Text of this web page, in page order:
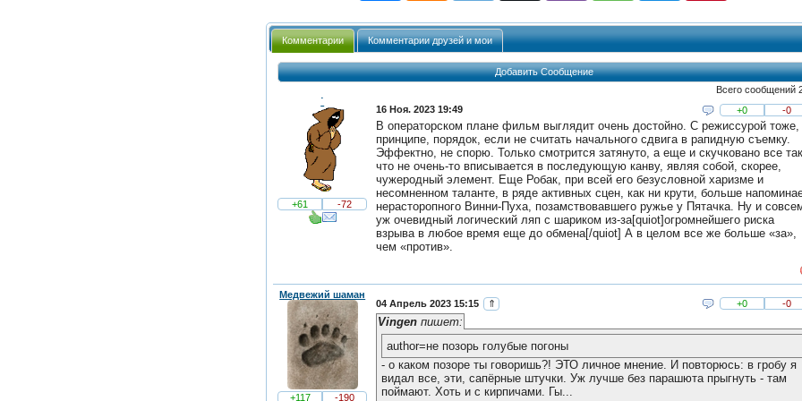
Комментарии Комментарии друзей и мои
Добавить Сообщение
Всего сообщений
˙
+61 -72
16 Ноя. 2023 19:49 +0 -0
В операторском плане фильм выглядит очень достойно. С режиссурой тоже,
принципе, порядок, если не считать начального сдвига в рапидную съемку.
Эффектно, не спорю. Только смотрится затянуто, а еще и скучковано все так,
что не очень-то вписывается в последующую канву, являя собой, скорее,
чужеродный элемент. Еще Робак, при всей его безусловной харизме и
несомненном таланте, в ряде активных сцен, как ни крути, больше
нерасторопного Винни-Пуха, позамствовавшего ружье у Пятачка. Ну и
уж очевидный логический ляп с шариком из-за[quiot]огромнейшего риска
взрыва в любое время еще до обмена[/quiot] А в целом все же больше «за»,
чем «против».
Медвежий шаман
+117 -190
04 Апрель 2023 15:15 ⇑ +0 -0
Vingenпишет:
author=не позорь голубые погоны
- о каком позоре ты говоришь?! ЭТО личное мнение. И повторюсь: в гробу я
видал все, эти, сапёрные штучки. Уж лучше без парашюта прыгнуть - там
поймают. Хоть и с кирпичами. Гы...